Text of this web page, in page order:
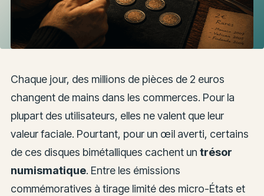
Chaque jour, des millions de pièces de 2 euros
changent de mains dans les commerces. Pour la
plupart des utilisateurs, elles ne valent que leur
valeur faciale. Pourtant, pour un œil averti, certains
de ces disques bimétalliques cachent un trésor
numismatique. Entre les émissions
commémoratives à tirage limité des micro-États et